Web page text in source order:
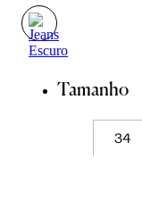
Tamanho
34